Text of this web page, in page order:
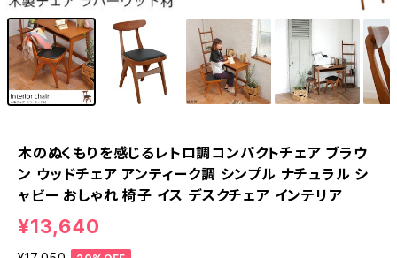
木のぬくもりを感じるレトロ調コンパクトチェア ブラウ
ン ウッドチェア アンティーク調 シンプル ナチュラル シ
ャビー おしゃれ 椅子 イス デスクチェア インテリア
¥13,640